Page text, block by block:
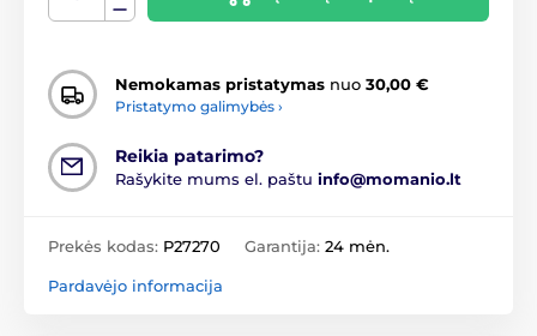
Nemokamas pristatymas nuo 30,00 €
Pristatymo galimybės ›
Reikia patarimo?
Rašykite mums el. paštu info@momanio.lt
Prekės kodas: P27270 Garantija: 24 mėn.
Pardavėjo informacija